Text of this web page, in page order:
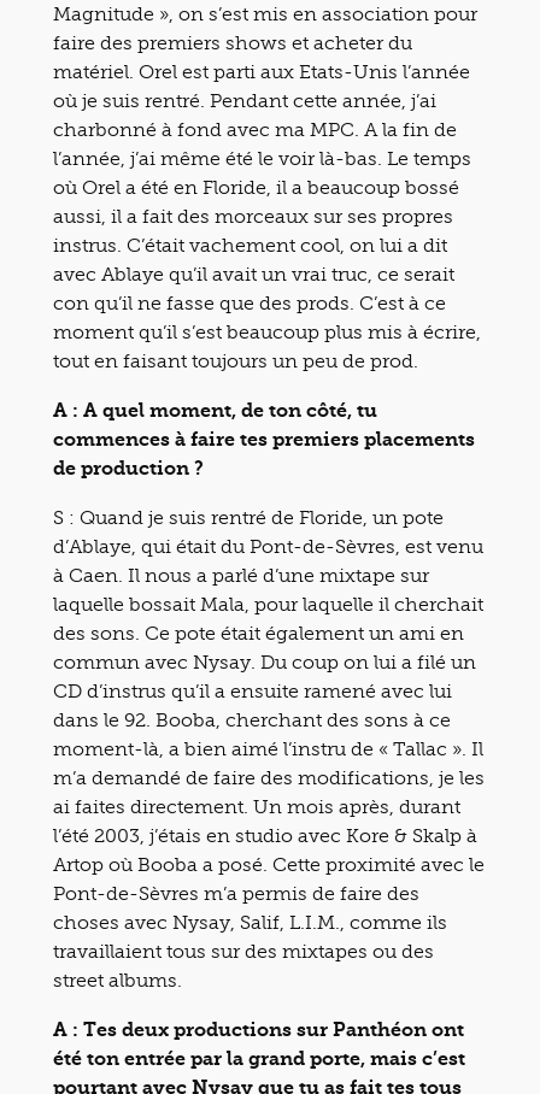
Magnitude », on s’est mis en association pour
faire des premiers shows et acheter du
matériel. Orel est parti aux Etats-Unis l’année
où je suis rentré. Pendant cette année, j’ai
charbonné à fond avec ma MPC. A la fin de
l’année, j’ai même été le voir là-bas. Le temps
où Orel a été en Floride, il a beaucoup bossé
aussi, il a fait des morceaux sur ses propres
instrus. C’était vachement cool, on lui a dit
avec Ablaye qu’il avait un vrai truc, ce serait
con qu’il ne fasse que des prods. C’est à ce
moment qu’il s’est beaucoup plus mis à écrire,
tout en faisant toujours un peu de prod.
A : A quel moment, de ton côté, tu
commences à faire tes premiers placements
de production ?
S : Quand je suis rentré de Floride, un pote
d’Ablaye, qui était du Pont-de-Sèvres, est venu
à Caen. Il nous a parlé d’une mixtape sur
laquelle bossait Mala, pour laquelle il cherchait
des sons. Ce pote était également un ami en
commun avec Nysay. Du coup on lui a filé un
CD d’instrus qu’il a ensuite ramené avec lui
dans le 92. Booba, cherchant des sons à ce
moment-là, a bien aimé l’instru de « Tallac ». Il
m’a demandé de faire des modifications, je les
ai faites directement. Un mois après, durant
l’été 2003, j’étais en studio avec Kore & Skalp à
Artop où Booba a posé. Cette proximité avec le
Pont-de-Sèvres m’a permis de faire des
choses avec Nysay, Salif, L.I.M., comme ils
travaillaient tous sur des mixtapes ou des
street albums.
A : Tes deux productions sur Panthéon ont
été ton entrée par la grand porte, mais c’est
pourtant avec Nysay que tu as fait tes tous